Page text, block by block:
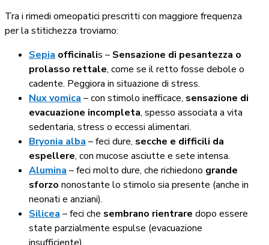
Tra i rimedi omeopatici prescritti con maggiore frequenza
per la stitichezza troviamo:
Sepia officinalis – Sensazione di pesantezza o
prolasso rettale, come se il retto fosse debole o
cadente. Peggiora in situazione di stress.
Nux vomica – con stimolo inefficace, sensazione di
evacuazione incompleta, spesso associata a vita
sedentaria, stress o eccessi alimentari.
Bryonia alba – feci dure, secche e difficili da
espellere, con mucose asciutte e sete intensa.
Alumina – feci molto dure, che richiedono grande
sforzo nonostante lo stimolo sia presente (anche in
neonati e anziani).
Silicea – feci che sembrano rientrare dopo essere
state parzialmente espulse (evacuazione